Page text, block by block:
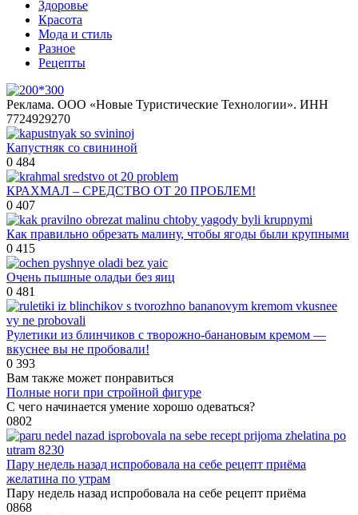
Здоровье
Красота
Мода и стиль
Разное
Рецепты
Реклама. ООО «Новые Туристические Технологии». ИНН
7724929270
Капустняк со свининой
0 484
КРАХМАЛ – СРЕДСТВО ОТ 20 ПРОБЛЕМ!
0 407
Как правильно обрезать малину, чтобы ягоды были крупными
0 415
Очень пышные оладьи без яиц
0 481
Рулетики из блинчиков с творожно-банановым кремом —
вкуснее вы не пробовали!
0 393
Вам также может понравиться
Полные ноги при стройной фигуре
С чего начинается умение хорошо одеваться?
0802
Пару недель назад испробовала на себе рецепт приёма
желатина по утрам
Пару недель назад испробовала на себе рецепт приёма
0868